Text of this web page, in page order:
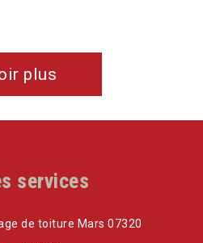
plus
services
de toiture Mars 07320